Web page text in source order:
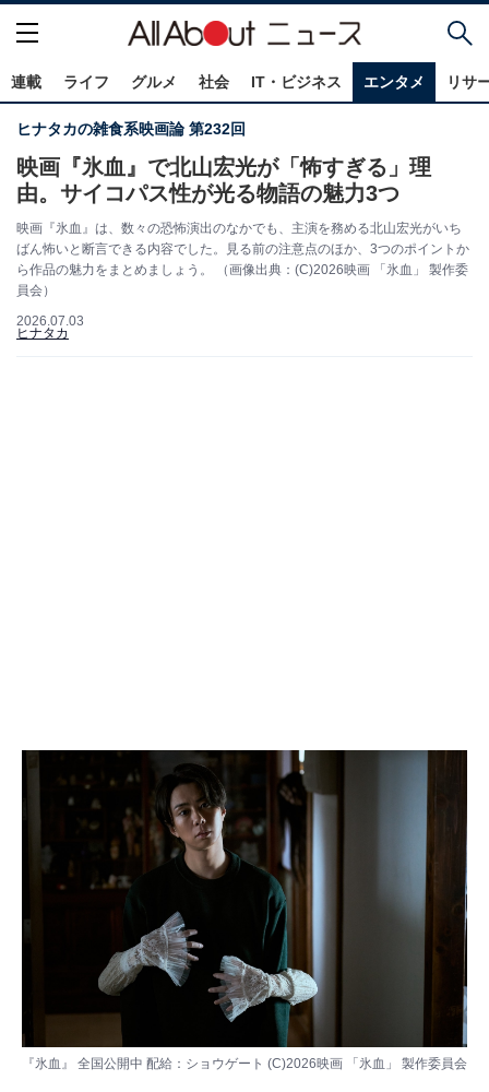
連載 ライフ グルメ 社会 IT・ビジネス エンタメ リサ
ヒナタカの雑食系映画論 第232回
映画『氷血』で北山宏光が「怖すぎる」理
由。サイコパス性が光る物語の魅力3つ
映画『氷血』は、数々の恐怖演出のなかでも、主演を務める北山宏光がいち
ばん怖いと断言できる内容でした。見る前の注意点のほか、3つのポイントか
ら作品の魅力をまとめましょう。 （画像出典：(C)2026映画 「氷血」 製作委
員会）
2026.07.03
ヒナタカ
『氷血』 全国公開中 配給：ショウゲート (C)2026映画 「氷血」 製作委員会